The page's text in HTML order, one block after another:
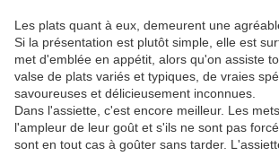
Les plats quant à eux, demeurent une
Si la présentation est plutôt simple, elle est
met d'emblée en appétit, alors qu'on assiste
valse de plats variés et typiques, de vraies
savoureuses et délicieusement inconnues.
Dans l'assiette, c'est encore meilleur. Les
l'ampleur de leur goût et s'ils ne sont pas
sont en tout cas à goûter sans tarder.